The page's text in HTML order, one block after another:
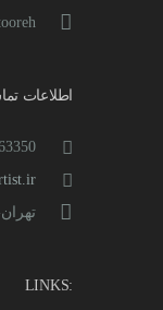
اطلاعات
:LINKS